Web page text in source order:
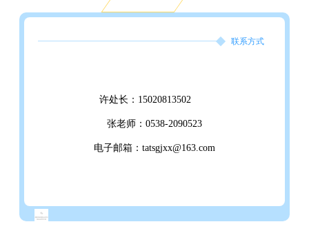
联系方式
许处长：15020813502
张老师：0538-2090523
电子邮箱：tatsgjxx@163.com